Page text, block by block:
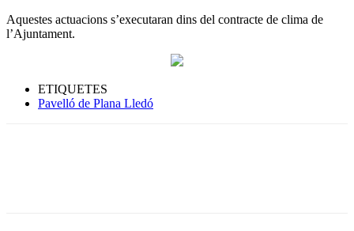
Aquestes actuacions s’executaran dins del contracte de clima de
l’Ajuntament.
ETIQUETES
Pavelló de Plana Lledó